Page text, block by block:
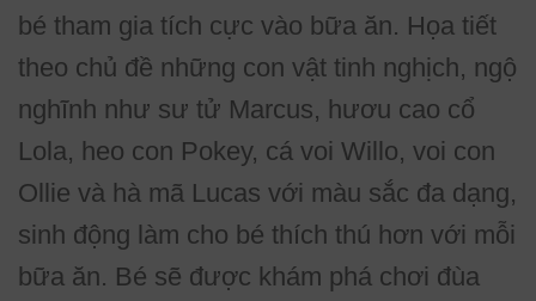
bé tham gia tích cực vào bữa ăn. Họa tiết
theo chủ đề những con vật tinh nghịch, ngộ
nghĩnh như sư tử Marcus, hươu cao cổ
Lola, heo con Pokey, cá voi Willo, voi con
Ollie và hà mã Lucas với màu sắc đa dạng,
sinh động làm cho bé thích thú hơn với mỗi
bữa ăn. Bé sẽ được khám phá chơi đùa